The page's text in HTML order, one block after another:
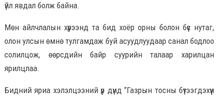
үйл явдал болж байна.
Мөн айлчлалын хүрээнд та бид хоёр орны болон бүс нутаг,
олон улсын өмнө тулгамдаж буй асуудлуудаар санал бодлоо
солилцож, өөрсдийн байр суурийн талаар харилцан
ярилцлаа.
Бидний яриа хэлэлцээний үр дүнд “Газрын тосны бүтээгдэхүүн